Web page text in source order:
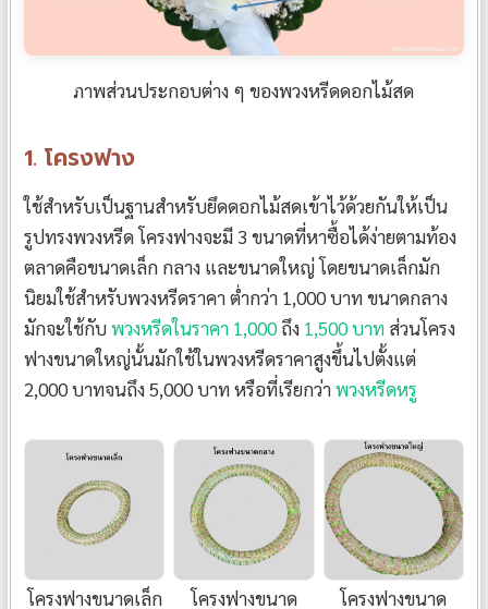
ภาพส่วนประกอบต่าง ๆ ของพวงหรีดดอกไม้สด
1. โครงฟาง
ใช้สำหรับเป็นฐานสำหรับยึดดอกไม้สดเข้าไว้ด้วยกันให้เป็น
รูปทรงพวงหรีด โครงฟางจะมี 3 ขนาดที่หาซื้อได้ง่ายตามท้อง
ตลาดคือขนาดเล็ก กลาง และขนาดใหญ่ โดยขนาดเล็กมัก
นิยมใช้สำหรับพวงหรีดราคา ต่ำกว่า 1,000 บาท ขนาดกลาง
มักจะใช้กับพวงหรีดในราคา 1,000ถึง 1,500 บาท ส่วนโครง
ฟางขนาดใหญ่นั้นมักใช้ในพวงหรีดราคาสูงขึ้นไปตั้งแต่
2,000 บาทจนถึง 5,000 บาท หรือที่เรียกว่าพวงหรีดหรู
โครงฟางขนาดเล็ก โครงฟางขนาด โครงฟางขนาด